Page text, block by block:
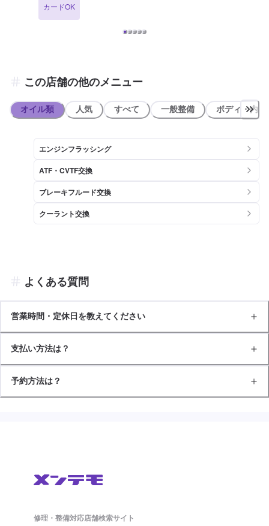
ます。また、美幌店限定のタイヤ預かりサービスもございます。自宅
に保管スペースがない方などにおすすめです。詳細・ご予約はメニュ
ーページよりご確認くださいませ！ 【営業時間】 整備受付時間：9：
と書かれた赤い大きな看板が目印です。
カードOK
この店舗の他のメニュー
オイル類 人気 すべて 一般整備 ボディ・内装
エンジンフラッシング
ATF・CVTF交換
ブレーキフルード交換
クーラント交換
よくある質問
営業時間・定休日を教えてください
支払い方法は？
予約方法は？
修理・整備対応店舗検索サイト